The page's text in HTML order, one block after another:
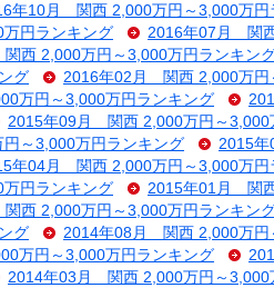
年10月 関西 2,000万円～3,000万円
円ランキング
2016年07月 関
西 2,000万円～3,000万円ランキン
グ
2016年02月 関西 2,000万円
万円～3,000万円ランキング
2015年09月 関西 2,000万円～3,000
～3,000万円ランキング
2015
年04月 関西 2,000万円～3,000万円
円ランキング
2015年01月 関
西 2,000万円～3,000万円ランキン
グ
2014年08月 関西 2,000万円
万円～3,000万円ランキング
2014年03月 関西 2,000万円～3,000